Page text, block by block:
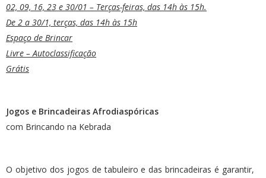
02, 09, 16, 23 e 30/01 – Terças-feiras, das 14h às 15h.
De 2 a 30/1, terças, das 14h às 15h
Espaço de Brincar
Livre – Autoclassificação
Grátis
Jogos e Brincadeiras Afrodiaspóricas
com Brincando na Kebrada
O objetivo dos jogos de tabuleiro e das brincadeiras é garantir,